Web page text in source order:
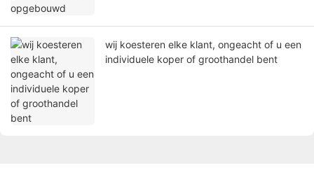
wij koesteren elke klant, ongeacht of u een
individuele koper of groothandel bent